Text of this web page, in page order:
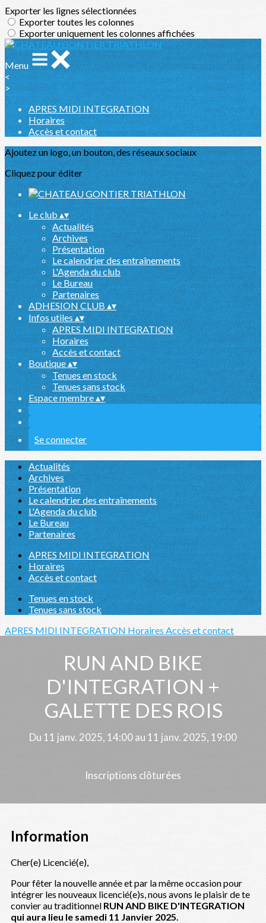
Exporter les lignes sélectionnées
Exporter toutes les colonnes
Exporter uniquement les colonnes affichées
Menu
<
>
APRES MIDI INTEGRATION
Horaires
Accès et contact
Ajoutez un logo, un bouton, des réseaux sociaux
Cliquez pour éditer
Le club▴▾
Actualités
Archives
Présentation
Le calendrier des entraînements
L'Agenda du club
Le Bureau
Partenaires
ADHESION CLUB▴▾
Infos utiles▴▾
APRES MIDI INTEGRATION
Horaires
Accès et contact
Boutique▴▾
Tenues en stock
Tenues sans stock
Espace membre▴▾
Se connecter
Actualités
Archives
Présentation
Le calendrier des entraînements
L'Agenda du club
Le Bureau
Partenaires
APRES MIDI INTEGRATION
Horaires
Accès et contact
Tenues en stock
Tenues sans stock
APRES MIDI INTEGRATION Horaires Accès et contact
RUN AND BIKE
D'INTEGRATION +
GALETTE DES ROIS
Du 11 janv. 2025, 14:00 au 11 janv. 2025, 19:00
Inscriptions clôturées
Information
Cher(e) Licencié(e),
Pour fêter la nouvelle année et par la même occasion pour
intégrer les nouveaux licencié(e)s, nous avons le plaisir de te
convier au traditionnel RUN AND BIKE D'INTEGRATION
qui aura lieu le samedi 11 Janvier 2025.